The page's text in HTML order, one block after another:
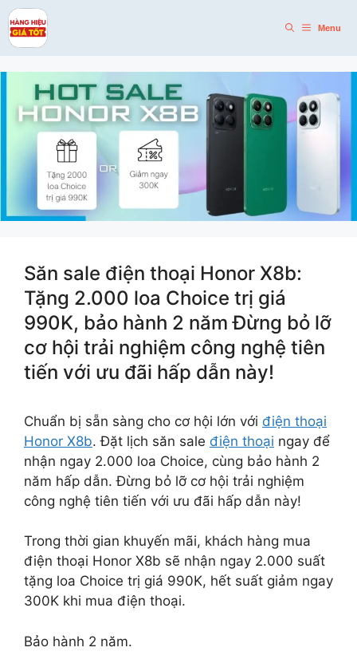
Skip
to
content
Menu
Săn sale điện thoại Honor X8b:
Tặng 2.000 loa Choice trị giá
990K, bảo hành 2 năm Đừng bỏ lỡ
cơ hội trải nghiệm công nghệ tiên
tiến với ưu đãi hấp dẫn này!
Chuẩn bị sẵn sàng cho cơ hội lớn với điện thoại
Honor X8b. Đặt lịch săn sale điện thoại ngay để
nhận ngay 2.000 loa Choice, cùng bảo hành 2
năm hấp dẫn. Đừng bỏ lỡ cơ hội trải nghiệm
công nghệ tiên tiến với ưu đãi hấp dẫn này!
Trong thời gian khuyến mãi, khách hàng mua
điện thoại Honor X8b sẽ nhận ngay 2.000 suất
tặng loa Choice trị giá 990K, hết suất giảm ngay
300K khi mua điện thoại.
Bảo hành 2 năm.